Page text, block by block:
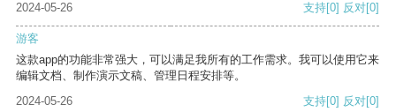
2024-05-26
支持[0] 反对[0]
游客
这款app的功能非常强大，可以满足我所有的工作需求。我可以使用它来
编辑文档、制作演示文稿、管理日程安排等。
2024-05-26
支持[0] 反对[0]